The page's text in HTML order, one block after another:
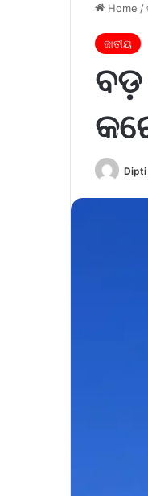
Home /
ଜାତୀୟ
ବଡ଼
Dipti